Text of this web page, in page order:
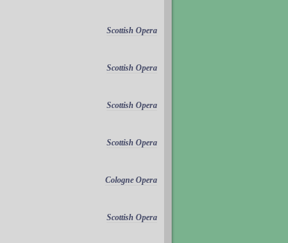
Scottish Opera
Scottish Opera
Scottish Opera
Scottish Opera
Cologne Opera
Scottish Opera